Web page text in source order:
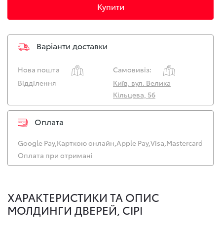
Купити
Варіанти доставки
Нова пошта
Самовивіз:
Відділення
Київ, вул. Велика
Кільцева, 56
Оплата
Google Pay,Карткою онлайн,Apple Pay,Visa,Mastercard
Оплата при отримані
ХАРАКТЕРИСТИКИ ТА ОПИС
МОЛДИНГИ ДВЕРЕЙ, СІРІ